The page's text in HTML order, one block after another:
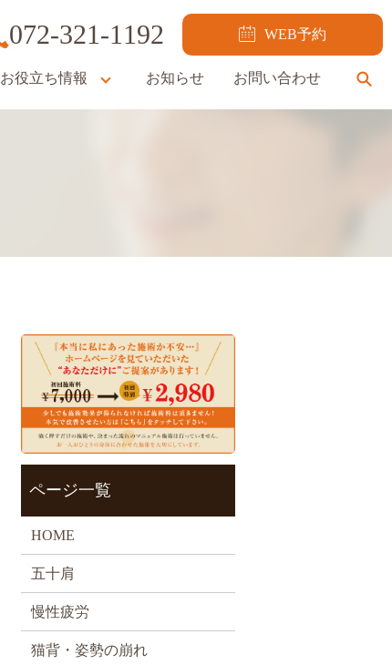
072-321-1192 WEB予約
お役立ち情報 お知らせ お問い合わせ
ページ一覧
HOME
五十肩
慢性疲労
猫背・姿勢の崩れ